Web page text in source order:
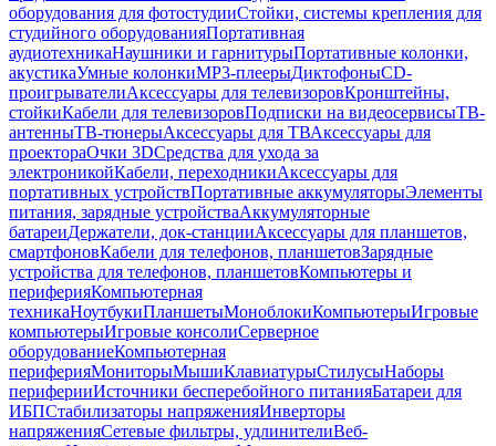
оборудования для фотостудииСтойки, системы крепления для
студийного оборудованияПортативная
аудиотехникаНаушники и гарнитурыПортативные колонки,
акустикаУмные колонкиMP3-плеерыДиктофоныCD-
проигрывателиАксессуары для телевизоровКронштейны,
стойкиКабели для телевизоровПодписки на видеосервисыТВ-
антенныТВ-тюнерыАксессуары для ТВАксессуары для
проектораОчки 3DСредства для ухода за
электроникойКабели, переходникиАксессуары для
портативных устройствПортативные аккумуляторыЭлементы
питания, зарядные устройстваАккумуляторные
батареиДержатели, док-станцииАксессуары для планшетов,
смартфоновКабели для телефонов, планшетовЗарядные
устройства для телефонов, планшетовКомпьютеры и
периферияКомпьютерная
техникаНоутбукиПланшетыМоноблокиКомпьютерыИгровые
компьютерыИгровые консолиСерверное
оборудованиеКомпьютерная
периферияМониторыМышиКлавиатурыСтилусыНаборы
периферииИсточники бесперебойного питанияБатареи для
ИБПСтабилизаторы напряженияИнверторы
напряженияСетевые фильтры, удлинителиВеб-